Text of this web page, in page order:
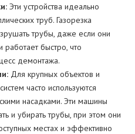
Эти устройства идеально
труб. Газорезка
трубы, даже если они
быстро, что
демонтажа.
Для крупных объектов и
часто используются
насадками. Эти машины
и убирать трубы, при этом они
местах и эффективно